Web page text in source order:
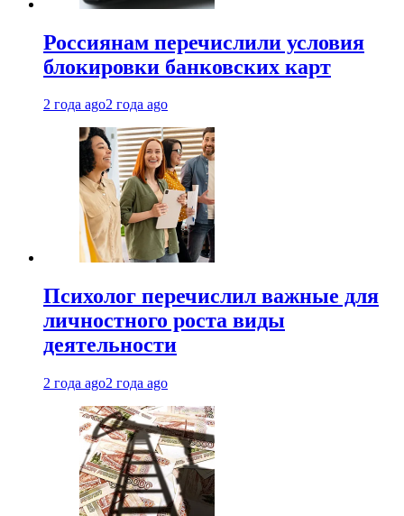
Россиянам перечислили условия
блокировки банковских карт
2 года ago2 года ago
Психолог перечислил важные для
личностного роста виды
деятельности
2 года ago2 года ago